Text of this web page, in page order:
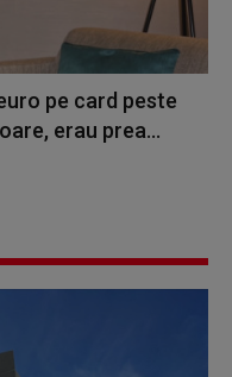
pe card peste
erau prea...